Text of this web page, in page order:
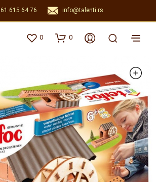
615 64 76 info@talenti.rs
0 0